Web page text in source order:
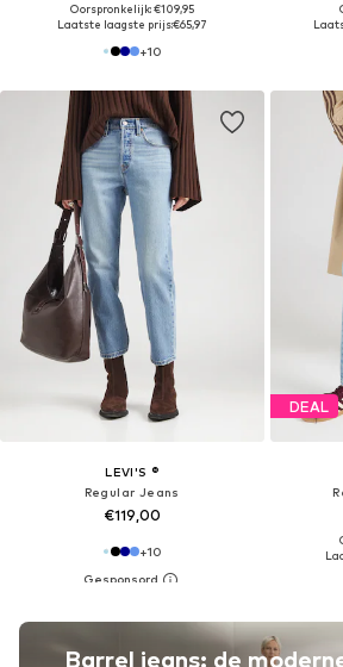
Oorspronkelijk: €109,95
Laatste laagste prijs:€65,97
+10
LEVI'S ®
Regular Jeans
€119,00
+10
Barrel jeans: de
DEAL